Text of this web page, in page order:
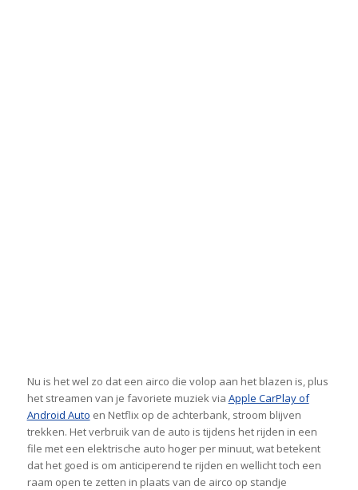
Nu is het wel zo dat een airco die volop aan het blazen is, plus
het streamen van je favoriete muziek via Apple CarPlay of
Android Auto en Netflix op de achterbank, stroom blijven
trekken. Het verbruik van de auto is tijdens het rijden in een
file met een elektrische auto hoger per minuut, wat betekent
dat het goed is om anticiperend te rijden en wellicht toch een
raam open te zetten in plaats van de airco op standje